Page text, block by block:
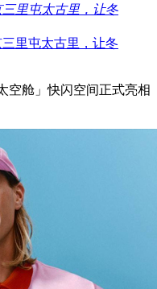
里屯太古里，让冬
里屯太古里，让冬
空舱」快闪空间正式亮相